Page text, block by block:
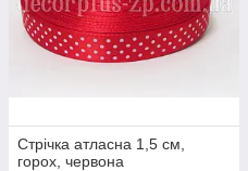
Стрічка атласна 1,5 см,
горох, червона